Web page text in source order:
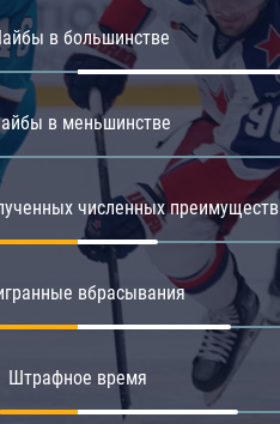
в большинстве
в меньшинстве
численных преимуществ
вбрасывания
Штрафное время